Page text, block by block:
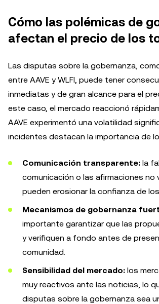
Cómo las polémicas de
afectan el precio de los
Las disputas sobre la gobernanza,
entre AAVE y WLFI, puede tener
inmediatas y de gran alcance para el
este caso, el mercado reaccionó
AAVE experimentó una volatilidad
incidentes destacan la importancia de
Comunicación transparente: la
comunicación o las afirmaciones no
pueden erosionar la confianza de
Mecanismos de gobernanza
importante garantizar que las
y verifiquen a fondo antes de
comunidad.
Sensibilidad del mercado: los
muy reactivos ante las noticias, lo
disputas sobre la gobernanza sea